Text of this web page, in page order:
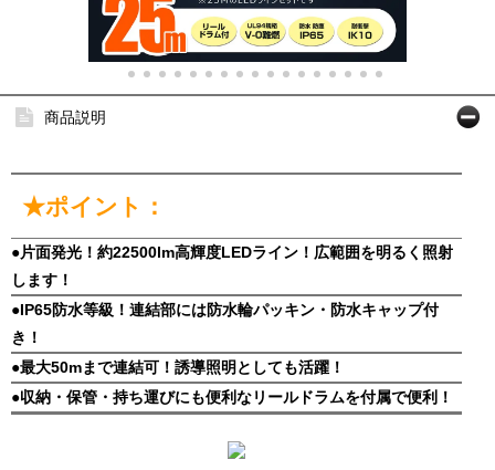
商品説明
★ポイント：
●片面発光！約22500lm高輝度LEDライン！広範囲を明るく照射
します！
●IP65防水等級！連結部には防水輪パッキン・防水キャップ付
き！
●最大50mまで連結可！誘導照明としても活躍！
●収納・保管・持ち運びにも便利なリールドラムを付属で便利！